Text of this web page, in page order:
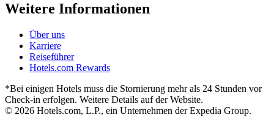
Weitere Informationen
Über uns
Karriere
Reiseführer
Hotels.com Rewards
*Bei einigen Hotels muss die Stornierung mehr als 24 Stunden vor
Check-in erfolgen. Weitere Details auf der Website.
© 2026 Hotels.com, L.P., ein Unternehmen der Expedia Group.